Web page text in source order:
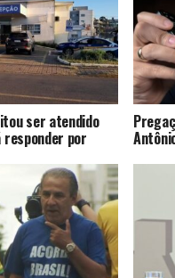
ser atendido
responder por